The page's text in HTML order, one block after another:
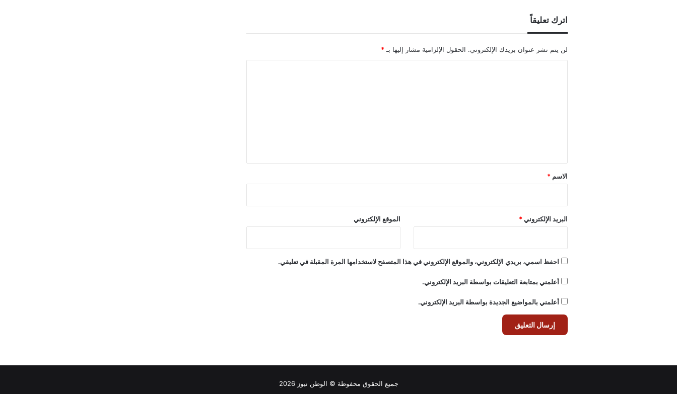
اترك تعليقاً
لن يتم نشر عنوان بريدك الإلكتروني. الحقول الإلزامية مشار إليها بـ *
*
الاسم *
البريد الإلكتروني* الموقع الإلكتروني
احفظ اسمي، بريدي الإلكتروني، والموقع الإلكتروني في هذا المتصفح لاستخدامها المرة المقبلة في تعليقي.
أعلمني بمتابعة التعليقات بواسطة البريد الإلكتروني.
أعلمني بالمواضيع الجديدة بواسطة البريد الإلكتروني.
جميع الحقوق محفوظة © الوطن نيوز 2026